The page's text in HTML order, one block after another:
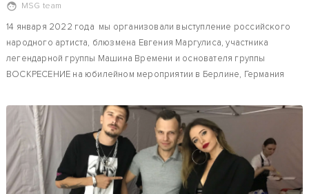
MSG team
14 января 2022 года мы организовали выступление российского
народного артиста, блюзмена Евгения Маргулиса, участника
легендарной группы Машина Времени и основателя группы
ВОСКРЕСЕНИЕ на юбилейном мероприятии в Берлине, Германия